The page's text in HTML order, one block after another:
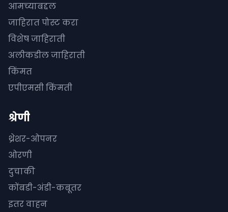
आमच्याबद्दल
जाहिरात पोस्ट करा
विशेष जाहिराती
अलीकडील जाहिराती
किंमत
एपीएमसी किंमती
श्रेणी
थ्रेशर-ओपनर
ओरणी
दुचाकी
कोंबडी-अंडी-कबूतर
इतर वाहन